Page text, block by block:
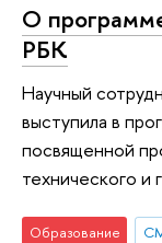
О
РБК
Научный
выступила в
посвященной
технического и
Образование